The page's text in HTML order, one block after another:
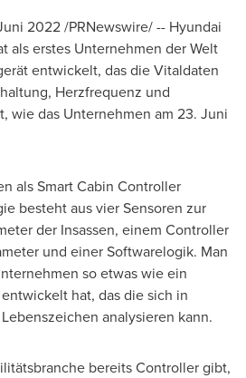
2022/PRNewswire/ -- Hyundai
als erstes Unternehmen der Welt
entwickelt, das die Vitaldaten
Herzfrequenz und
wie das Unternehmen am 23. Juni
als Smart Cabin Controller
besteht aus vier Sensoren zur
der Insassen, einem Controller
und einer Softwarelogik. Man
so etwas wie ein
hat, das die sich in
analysieren kann.
bereits Controller gibt,